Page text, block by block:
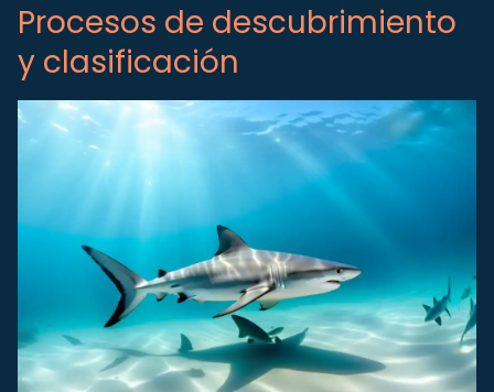
Procesos de descubrimiento
y clasificación